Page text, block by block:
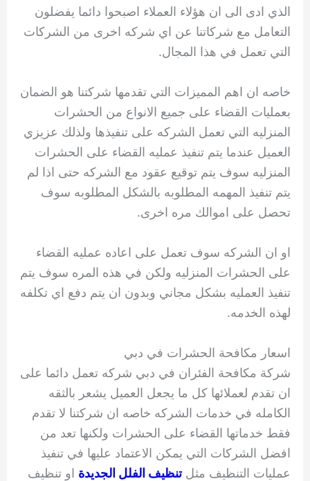
الذي ادى الى ان هؤلاء العملاء اصبحوا دائما يفضلون
التعامل مع شركاتنا عن اي شركه اخرى من الشركات
التي تعمل في هذا المجال.
خاصه ان اهم المميزات التي تقدمها شركتنا هو الضمان
بعمليات القضاء على جميع الانواع من الحشرات
المنزليه التي تعمل الشركه على تنفيذها ولذلك عزيزي
العميل عندما يتم تنفيذ عمليه القضاء على الحشرات
المنزليه سوف يتم توقيع عقود مع الشركه حتى اذا لم
يتم تنفيذ المهمه المطلوبه بالشكل المطلوبه سوف
تحصل على اموالك مره اخرى.
او ان الشركه سوف تعمل على اعاده عمليه القضاء
على الحشرات المنزليه ولكن في هذه المره سوف يتم
تنفيذ العمليه بشكل مجاني وبدون ان يتم دفع اي تكلفه
لهذه الخدمه.
اسعار مكافحة الحشرات في دبي
شركة مكافحة الفئران في دبي شركه تعمل دائما على
ان تقدم لعملائها كل ما يجعل العميل يشعر بالثقه
الكامله في خدمات الشركه خاصه ان شركتنا لا تقدم
فقط خدماتها القضاء على الحشرات ولكنها تعد من
افضل الشركات التي يمكن الاعتماد عليها في تنفيذ
عمليات التنظيف مثلتنظيف الفلل الجديدة او تنظيف